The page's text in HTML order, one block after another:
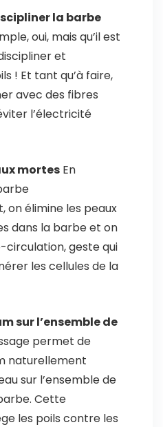
la barbe
oui, mais qu’il est
et
! Et tant qu’à faire,
avec des fibres
l’électricité
mortesEn
on élimine les peaux
dans la barbe et on
circulation, geste qui
les cellules de la
sur l’ensemble de
permet de
naturellement
sur l’ensemble de
Cette
les poils contre les